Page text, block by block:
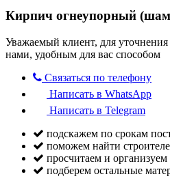
Кирпич огнеупорный
Уважаемый клиент, для
нами, удобным для вас способом
Связаться по телефону
Написать в WhatsApp
Написать в Telegram
подскажем по срокам
поможем найти
просчитаем и организуем
подберем остальные